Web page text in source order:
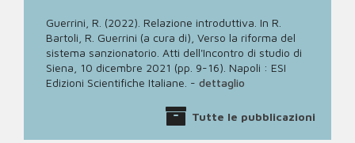
Guerrini, R. (2022). Relazione introduttiva. In R.
Bartoli, R. Guerrini (a cura di), Verso la riforma del
sistema sanzionatorio. Atti dell'Incontro di studio di
Siena, 10 dicembre 2021 (pp. 9-16). Napoli : ESI
Edizioni Scientifiche Italiane. - dettaglio
Tutte le pubblicazioni